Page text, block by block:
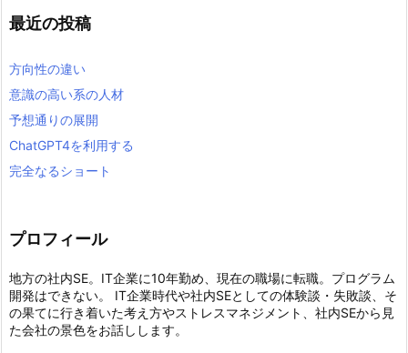
最近の投稿
方向性の違い
意識の高い系の人材
予想通りの展開
ChatGPT4を利用する
完全なるショート
プロフィール
地方の社内SE。IT企業に10年勤め、現在の職場に転職。プログラム
開発はできない。 IT企業時代や社内SEとしての体験談・失敗談、そ
の果てに行き着いた考え方やストレスマネジメント、社内SEから見
た会社の景色をお話しします。